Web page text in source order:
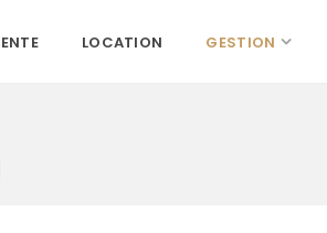
LOCATION GESTION